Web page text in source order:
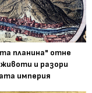
планина" отне
и разори
империя